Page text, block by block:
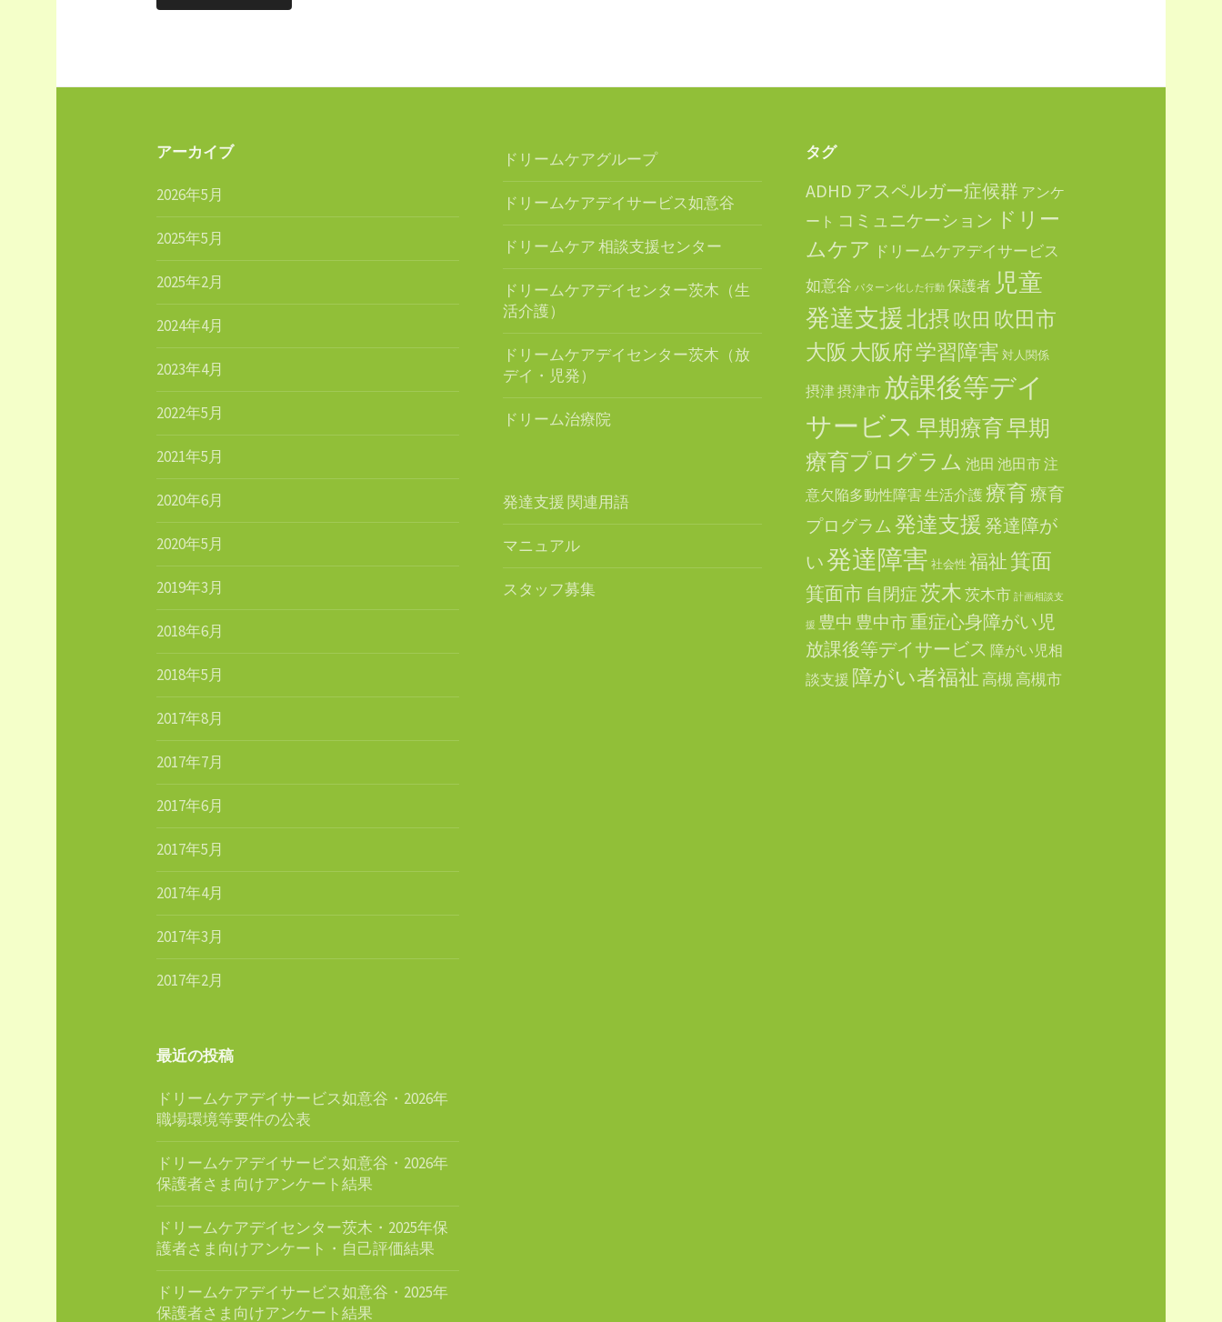
アーカイブ
2026年5月
2025年5月
2025年2月
2024年4月
2023年4月
2022年5月
2021年5月
2020年6月
2020年5月
2019年3月
2018年6月
2018年5月
2017年8月
2017年7月
2017年6月
2017年5月
2017年4月
2017年3月
2017年2月
最近の投稿
ドリームケアデイサービス如意谷・2026年
職場環境等要件の公表
ドリームケアデイサービス如意谷・2026年
保護者さま向けアンケート結果
ドリームケアデイセンター茨木・2025年保
護者さま向けアンケート・自己評価結果
ドリームケアデイサービス如意谷・2025年
保護者さま向けアンケート結果
ドリームケアグループ
ドリームケアデイサービス如意谷
ドリームケア 相談支援センター
ドリームケアデイセンター茨木（生
活介護）
ドリームケアデイセンター茨木（放
デイ・児発）
ドリーム治療院
発達支援 関連用語
マニュアル
スタッフ募集
タグ
ADHD アスペルガー症候群 アンケ
ート コミュニケーション ドリー
ムケア ドリームケアデイサービス
如意谷 パターン化した行動 保護者 児童
発達支援北摂吹田 吹田市
大阪 大阪府学習障害 対人関係
摂津摂津市 放課後等デイ
サービス 早期療育早期
療育プログラム 池田 池田市注
意欠陥多動性障害 生活介護 療育療育
プログラム 発達支援発達障が
い発達障害 社会性 福祉箕面
箕面市 自閉症茨木茨木市 計画相談支
援 豊中 豊中市重症心身障がい児
放課後等デイサービス 障がい児相
談支援 障がい者福祉 高槻高槻市